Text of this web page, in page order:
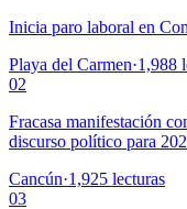
Inicia paro laboral en
Playa del Carmen·1,988
02
Fracasa manifestación
discurso político para
Cancún·1,925 lecturas
03